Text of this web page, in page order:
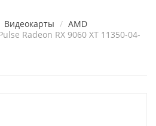
Видеокарты
AMD
Radeon RX 9060 XT 11350-04-